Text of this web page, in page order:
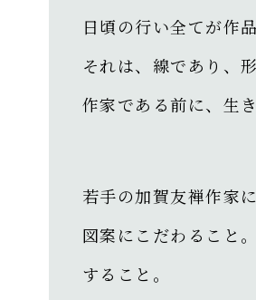
日頃の行い全てが作
それは、線であり、
作家である前に、生
若手の加賀友禅作家
図案にこだわること
すること。